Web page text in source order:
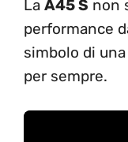
La A45 S non
performance
simbolo di
per sempre.